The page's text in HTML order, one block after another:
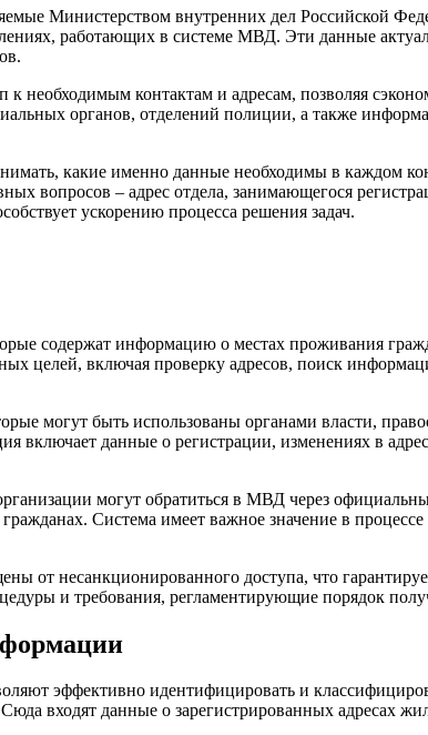
Министерством внутренних дел Российской
работающих в системе МВД. Эти данные
к необходимым контактам и адресам, позволяя
органов, отделений полиции, а также
какие именно данные необходимы в каждом
вопросов – адрес отдела, занимающегося
ускорению процесса решения задач.
содержат информацию о местах проживания
целей, включая проверку адресов, поиск
могут быть использованы органами власти,
включает данные о регистрации, изменениях в
могут обратиться в МВД через
Система имеет важное значение в процессе
от несанкционированного доступа, что
и требования, регламентирующие порядок
эффективно идентифицировать и
входят данные о зарегистрированных адресах